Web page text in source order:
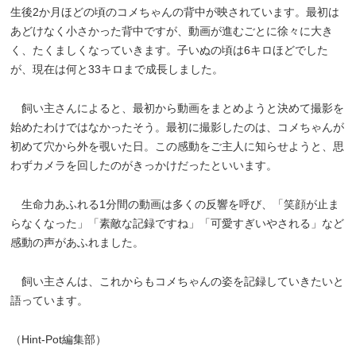
生後2か月ほどの頃のコメちゃんの背中が映されています。最初は
あどけなく小さかった背中ですが、動画が進むごとに徐々に大き
く、たくましくなっていきます。子いぬの頃は6キロほどでした
が、現在は何と33キロまで成長しました。
飼い主さんによると、最初から動画をまとめようと決めて撮影を
始めたわけではなかったそう。最初に撮影したのは、コメちゃんが
初めて穴から外を覗いた日。この感動をご主人に知らせようと、思
わずカメラを回したのがきっかけだったといいます。
生命力あふれる1分間の動画は多くの反響を呼び、「笑顔が止ま
らなくなった」「素敵な記録ですね」「可愛すぎいやされる」など
感動の声があふれました。
飼い主さんは、これからもコメちゃんの姿を記録していきたいと
語っています。
（Hint-Pot編集部）